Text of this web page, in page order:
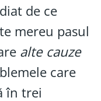
de ce
mereu pasul
alte cauze
care
în trei